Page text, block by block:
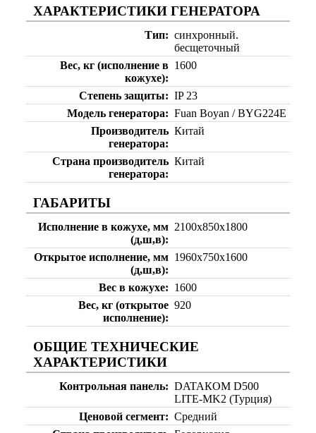
ХАРАКТЕРИСТИКИ ГЕНЕРАТОРА
Тип
синхронный.
бесщеточный
Вес, кг (исполнение в
кожухе)
1600
Степень защиты
IP 23
Модель генератора
Fuan Boyan / BYG224Е
Производитель
генератора
Китай
Страна производитель
генератора
Китай
ГАБАРИТЫ
Исполнение в кожухе, мм
(д,ш,в)
2100х850х1800
Открытое исполнение, мм
(д,ш,в)
1960х750х1600
Вес в кожухе
1600
Вес, кг (открытое
исполнение)
920
ОБЩИЕ ТЕХНИЧЕСКИЕ
ХАРАКТЕРИСТИКИ
Контрольная панель
DATAКOM D500
LITE-MK2 (Турция)
Ценовой сегмент
Средний